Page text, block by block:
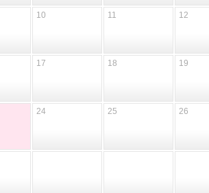
10 11 12
17 18 19
24 25 26